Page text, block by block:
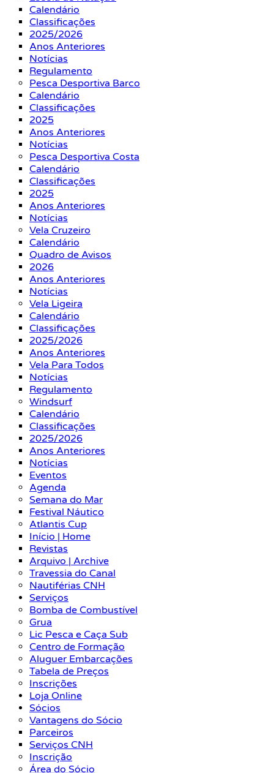
Calendário
Classificações
2025/2026
Anos Anteriores
Notícias
Regulamento
Pesca Desportiva Barco
Calendário
Classificações
2025
Anos Anteriores
Notícias
Pesca Desportiva Costa
Calendário
Classificações
2025
Anos Anteriores
Notícias
Vela Cruzeiro
Calendário
Quadro de Avisos
2026
Anos Anteriores
Notícias
Vela Ligeira
Calendário
Classificações
2025/2026
Anos Anteriores
Vela Para Todos
Notícias
Regulamento
Windsurf
Calendário
Classificações
2025/2026
Anos Anteriores
Notícias
Eventos
Agenda
Semana do Mar
Festival Náutico
Atlantis Cup
Início | Home
Revistas
Arquivo | Archive
Travessia do Canal
Nautiférias CNH
Serviços
Bomba de Combustível
Grua
Lic Pesca e Caça Sub
Centro de Formação
Aluguer Embarcações
Tabela de Preços
Inscrições
Loja Online
Sócios
Vantagens do Sócio
Parceiros
Serviços CNH
Inscrição
Área do Sócio